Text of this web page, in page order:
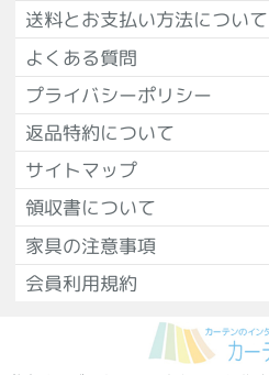
送料とお支払い方法について
よくある質問
プライバシーポリシー
返品特約について
サイトマップ
領収書について
家具の注意事項
会員利用規約